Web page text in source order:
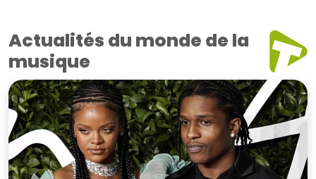
Actualités du monde de la
musique